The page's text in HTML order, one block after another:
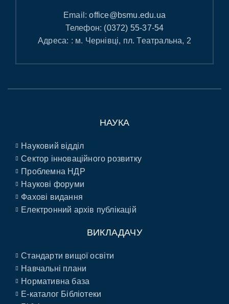
Email:office@bsmu.edu.ua
Телефон: (0372) 55-37-54
Адреса: : м. Чернівці, пл. Театральна, 2
НАУКА
Науковий відділ
Сектор інноваційного розвитку
Проблемна НДР
Наукові форуми
Фахові видання
Електронний архів публікацій
ВИКЛАДАЧУ
Стандарти вищої освіти
Навчальні плани
Нормативна база
E-каталог Бібліотеки